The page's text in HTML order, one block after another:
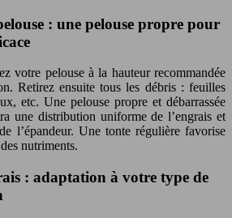
: une pelouse propre pour
votre pelouse à la hauteur recommandée
Retirez ensuite tous les débris : feuilles
etc. Une pelouse propre et débarrassée
une distribution uniforme de l’engrais et
l’épandeur. Une tonte régulière favorise
nutriments.
: adaptation à votre type de